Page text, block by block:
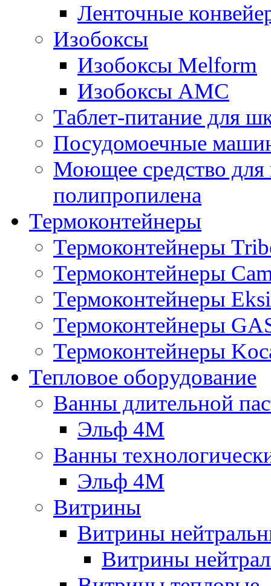
Ленточные
Изобоксы
Изобоксы Melform
Изобоксы AMC
Таблет-питание для
Посудомоечные
Моющее средство для
полипропилена
Термоконтейнеры
Термоконтейнеры
Термоконтейнеры
Термоконтейнеры Eksi
Термоконтейнеры
Термоконтейнеры
Тепловое оборудование
Ванны длительной
Эльф 4М
Ванны
Эльф 4М
Витрины
Витрины
Витрины